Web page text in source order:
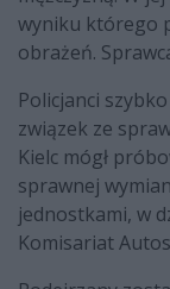
wyniku którego
obrażeń.
Policjanci
związek ze
Kielc mógł
sprawnej
jednostkami, w
Komisariat